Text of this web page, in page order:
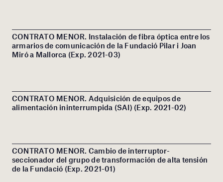
CONTRATO MENOR. Instalación de fibra óptica entre los
armarios de comunicación de la Fundació Pilar i Joan
Miró a Mallorca (Exp. 2021-03)
CONTRATO MENOR. Adquisición de equipos de
alimentación ininterrumpida (SAI) (Exp. 2021-02)
CONTRATO MENOR. Cambio de interruptor-
seccionador del grupo de transformación de alta tensión
de la Fundació (Exp. 2021-01)